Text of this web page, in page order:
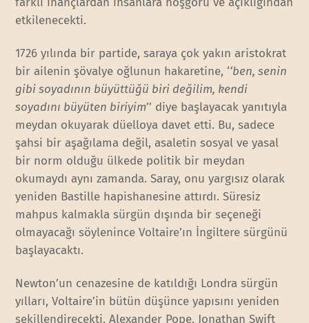
etkilenecekti.
1726 yılında bir partide, saraya çok yakın aristokrat
bir ailenin şövalye oğlunun hakaretine, ‘‘ben, senin
gibi soyadının büyüttüğü biri değilim, kendi
soyadını büyüten biriyim’’ diye başlayacak yanıtıyla
meydan okuyarak düelloya davet etti. Bu, sadece
şahsi bir aşağılama değil, asaletin sosyal ve yasal
bir norm olduğu ülkede politik bir meydan
okumaydı aynı zamanda. Saray, onu yargısız olarak
yeniden Bastille hapishanesine attırdı. Süresiz
mahpus kalmakla sürgün dışında bir seçeneği
olmayacağı söylenince Voltaire’ın İngiltere sürgünü
başlayacaktı.
Newton’un cenazesine de katıldığı Londra sürgün
yılları, Voltaire’in bütün düşünce yapısını yeniden
şekillendirecekti. Alexander Pope, Jonathan Swift